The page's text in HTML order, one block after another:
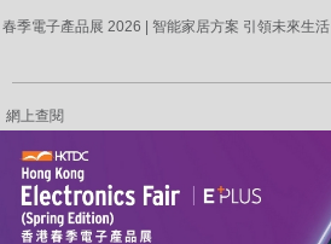
春季電子產品展 2026 | 智能家居方案 引領未來生活
網上查閱